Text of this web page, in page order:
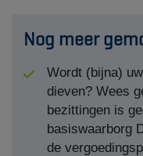
Nog meer
Wordt (bijna)
dieven? Wees
bezittingen is
basiswaarborg
de